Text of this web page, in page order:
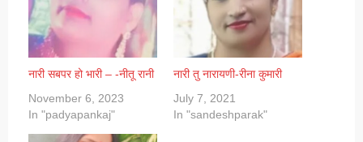
नारी सबपर हो भारी – -नीतू रानी
November 6, 2023
In "padyapankaj"
नारी तु नारायणी-रीना कुमारी
July 7, 2021
In "sandeshparak"